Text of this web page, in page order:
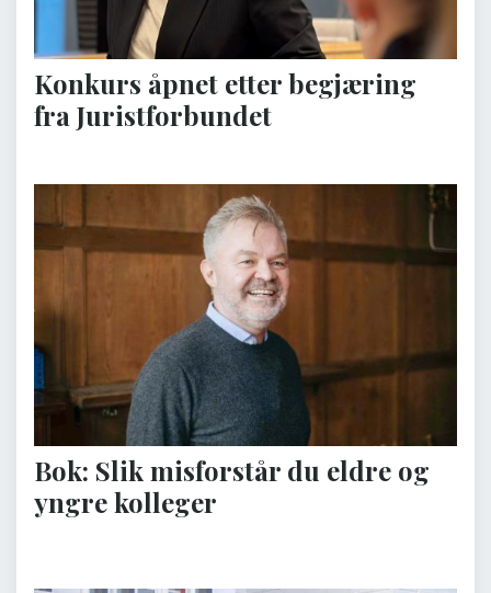
Konkurs åpnet etter begjæring
fra Juristforbundet
Bok: Slik misforstår du eldre og
yngre kolleger